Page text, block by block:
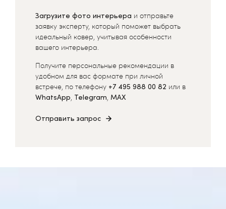
Загрузите фото интерьера и отправьте
заявку эксперту, который поможет выбрать
идеальный ковер, учитывая особенности
вашего интерьера.
Получите персональные рекомендации в
удобном для вас формате при личной
встрече, по телефону +7 495 988 00 82 или в
WhatsApp, Telegram, MAX
Отправить запрос